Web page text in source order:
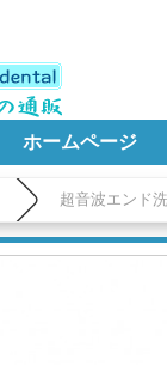
ホームページ
超音波エンド